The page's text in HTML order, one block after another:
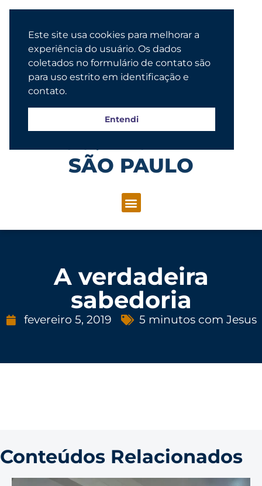
SÃO PAULO
A verdadeira
sabedoria
fevereiro 5, 2019 5 minutos com Jesus
Conteúdos Relacionados
Este site usa cookies para melhorar a
experiência do usuário. Os dados
coletados no formulário de contato são
para uso estrito em identificação e
contato.
Entendi